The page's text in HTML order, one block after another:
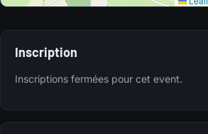
Inscription
Inscriptions fermées pour cet event.